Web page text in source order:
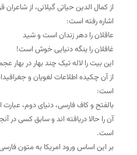
از کمال الدین حیاتی گیلانی، از
اشاره رفته است:
عاقلان را دهر زندان است و شید
غافلان را ینگه دنیایی خوش است!
از آن چکیده اطلاعات لغویان و
است:
بالفتح و کاف فارسی، دنیای دوم،
آن را حالا دریافته اند و سابق کسی در
است.
بر این اساس ورود امریکا به متون